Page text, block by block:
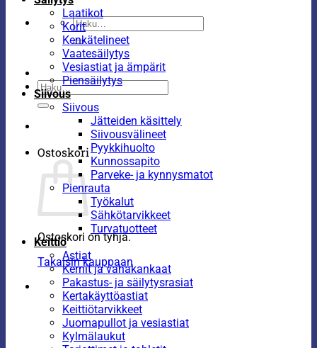
Etsi:
Etsi:
Ostoskori
Ostoskori on tyhjä.
Takaisin kauppaan
Laatikot
Korit
Kenkätelineet
Vaatesäilytys
Vesiastiat ja ämpärit
Piensäilytys
Siivous
Siivous
Jätteiden käsittely
Siivousvälineet
Pyykkihuolto
Kunnossapito
Parveke- ja kynnysmatot
Pienrauta
Työkalut
Sähkötarvikkeet
Turvatuotteet
Keittiö
Astiat
Kernit ja vahakankaat
Pakastus- ja säilytysrasiat
Kertakäyttöastiat
Keittiötarvikkeet
Juomapullot ja vesiastiat
Kylmälaukut